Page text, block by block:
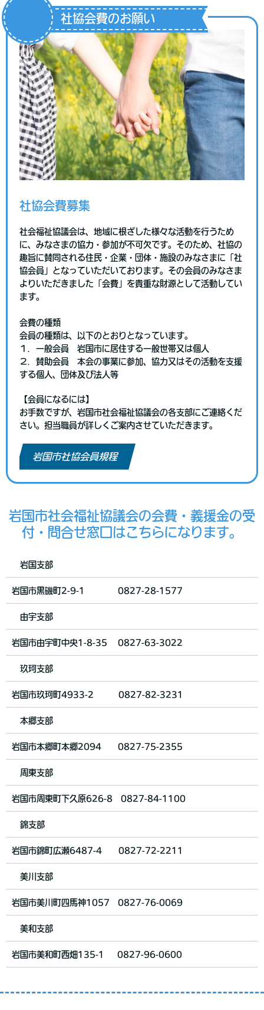
社協会費のお願い
社協会費募集
社会福祉協議会は、地域に根ざした様々な活動を行うため
に、みなさまの協力・参加が不可欠です。そのため、社協の
趣旨に賛同される住民・企業・団体・施設のみなさまに「社
協会員」となっていただいております。その会員のみなさま
よりいただきました「会費」を貴重な財源として活動してい
ます。
会費の種類
会員の種類は、以下のとおりとなっています。
１．一般会員 岩国市に居住する一般世帯又は個人
２．賛助会員 本会の事業に参加、協力又はその活動を支援
する個人、団体及び法人等
【会員になるには】
お手数ですが、岩国市社会福祉協議会の各支部にご連絡くだ
さい。担当職員が詳しくご案内させていただきます。
岩国市社協会員規程
岩国市社会福祉協議会の会費・義援金の受
付・問合せ窓口はこちらになります。
岩国支部
岩国市黒磯町2-9-1 0827-28-1577
由宇支部
岩国市由宇町中央1-8-35 0827-63-3022
玖珂支部
岩国市玖珂町4933-2 0827-82-3231
本郷支部
岩国市本郷町本郷2094 0827-75-2355
周東支部
岩国市周東町下久原626-8 0827-84-1100
錦支部
岩国市錦町広瀬6487-4 0827-72-2211
美川支部
岩国市美川町四馬神1057 0827-76-0069
美和支部
岩国市美和町西畑135-1 0827-96-0600